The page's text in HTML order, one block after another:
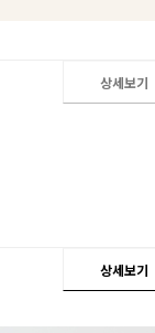
상세보기
상세보기